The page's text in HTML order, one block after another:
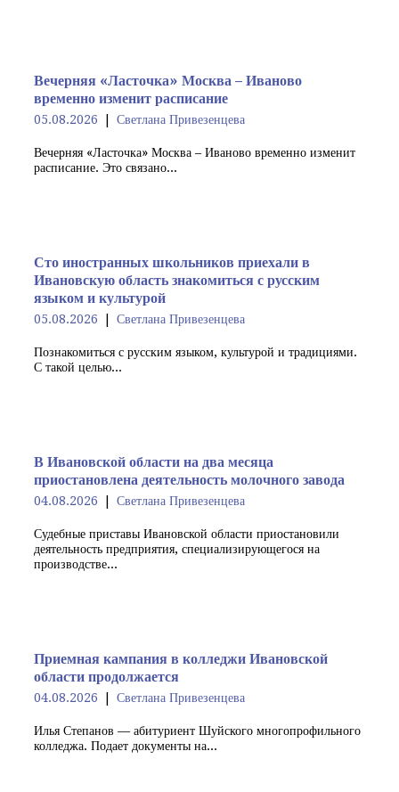
Вечерняя «Ласточка» Москва – Иваново
временно изменит расписание
05.08.2026 Светлана Привезенцева
Вечерняя «Ласточка» Москва – Иваново временно изменит
расписание. Это связано...
Сто иностранных школьников приехали в
Ивановскую область знакомиться с русским
языком и культурой
05.08.2026 Светлана Привезенцева
Познакомиться с русским языком, культурой и традициями.
С такой целью...
В Ивановской области на два месяца
приостановлена деятельность молочного завода
04.08.2026 Светлана Привезенцева
Судебные приставы Ивановской области приостановили
деятельность предприятия, специализирующегося на
производстве...
Приемная кампания в колледжи Ивановской
области продолжается
04.08.2026 Светлана Привезенцева
Илья Степанов — абитуриент Шуйского многопрофильного
колледжа. Подает документы на...